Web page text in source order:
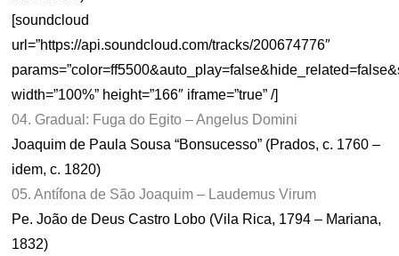
[soundcloud
url=”https://api.soundcloud.com/tracks/200674776″
width=”100%” height=”166″ iframe=”true” /]
04. Gradual: Fuga do Egito – Angelus Domini
Joaquim de Paula Sousa “Bonsucesso” (Prados, c. 1760 –
idem, c. 1820)
05. Antífona de São Joaquim – Laudemus Virum
Pe. João de Deus Castro Lobo (Vila Rica, 1794 – Mariana,
1832)